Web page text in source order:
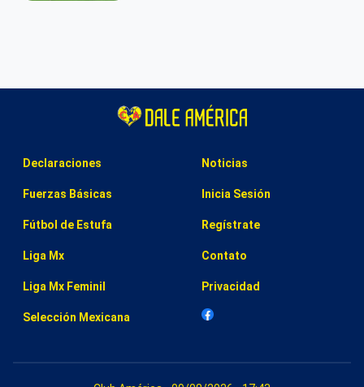
Declaraciones
Fuerzas Básicas
Fútbol de Estufa
Liga Mx
Liga Mx Feminil
Selección Mexicana
Noticias
Inicia Sesión
Regístrate
Contato
Privacidad